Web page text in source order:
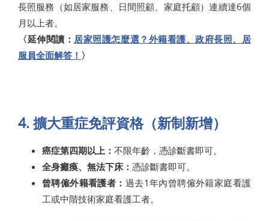
長照服務（如居家服務、日間照顧、家庭托顧）連續達6個
月以上者。
〈延伸閱讀： 居家照護怎麼選？外籍看護、政府長照、居
服員全面解答！ 〉
4. 擴大重症免評資格（新制新增）
癌症第四期以上： 不限年齡，憑診斷書即可。
全身癱瘓、無法下床： 憑診斷書即可。
曾聘僱外籍看護者： 過去1年內曾聘僱外籍家庭看護
工或中階技術家庭看護工者。